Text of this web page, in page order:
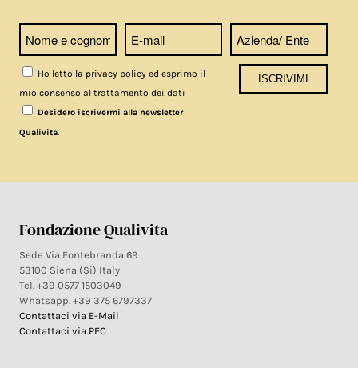
Ho letto la privacy policy ed esprimo il
mio consenso al trattamento dei dati
Desidero iscrivermi alla newsletter
Qualivita.
Fondazione Qualivita
Sede Via Fontebranda 69
53100 Siena (Si) Italy
Tel. +39 0577 1503049
Whatsapp. +39 375 6797337
Contattaci via E-Mail
Contattaci via PEC